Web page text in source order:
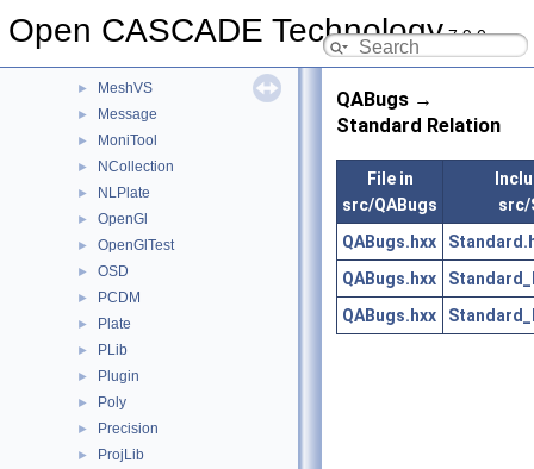
Open CASCADE Technology7.9.0
Media
► MeshVS
► Message
► MoniTool
► NCollection
► NLPlate
► OpenGl
► OpenGlTest
► OSD
► PCDM
► Plate
► PLib
► Plugin
► Poly
► Precision
► ProjLib
QABugs →
Standard Relation
File in
src/QABugs
src/
QABugs.hxx
QABugs.hxx
QABugs.hxx